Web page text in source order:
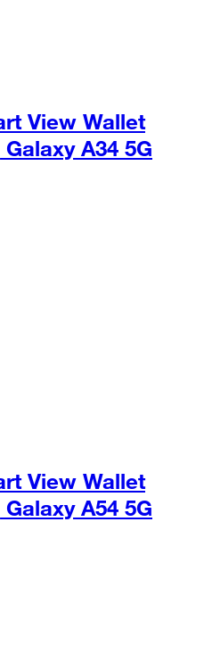
View Wallet
A34 5G
View Wallet
A54 5G